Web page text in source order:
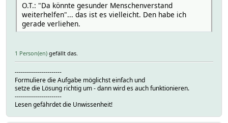
O.T.: "Da könnte gesunder Menschenverstand
weiterhelfen"... das ist es vielleicht. Den habe ich
gerade verliehen.
1 Person(en) gefällt das.
-----------------------
Formuliere die Aufgabe möglichst einfach und
setze die Lösung richtig um - dann wird es auch funktionieren.
-----------------------
Lesen gefährdet die Unwissenheit!